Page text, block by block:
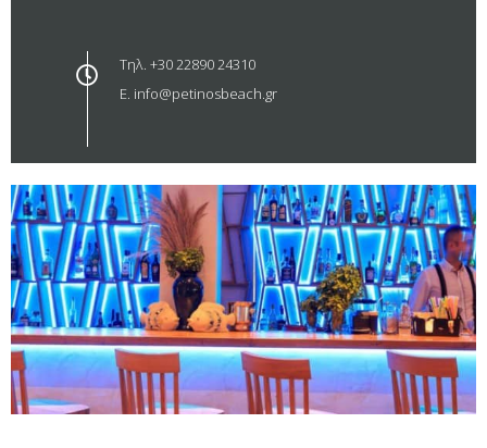
Τηλ. +30 22890 24310
E. info@petinosbeach.gr